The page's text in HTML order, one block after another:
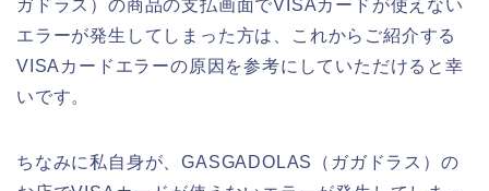
ガドラス）の商品の支払画面でVISAカードが使えない
エラーが発生してしまった方は、これからご紹介する
VISAカードエラーの原因を参考にしていただけると幸
いです。
ちなみに私自身が、GASGADOLAS（ガガドラス）の